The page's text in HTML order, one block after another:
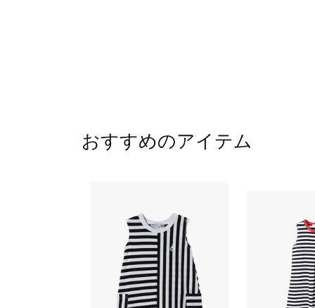
おすすめのアイテム